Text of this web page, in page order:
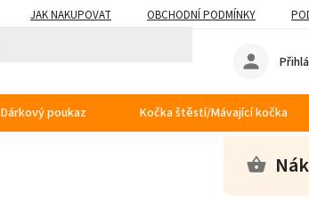
JAK NAKUPOVAT OBCHODNÍ PODMÍNKY
Dárkový poukaz Kočka štěstí/Mávající kočka